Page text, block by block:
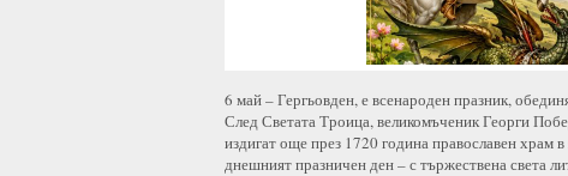
6 май – Гергьовден, е всенароден празник,
След Светата Троица, великомъченик Георги
издигат още през 1720 година православен храм
днешният празничен ден – с тържествена света